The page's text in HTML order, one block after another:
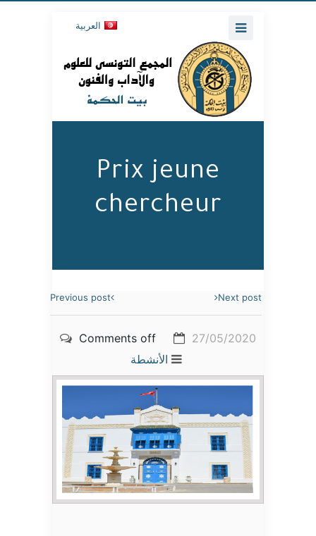
العربية
Prix jeune
chercheur
Previous post Next post
27/05/2020
Comments off
الأنشطة